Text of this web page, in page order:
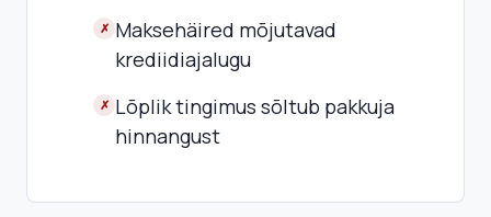
✗ Maksehäired mõjutavad
krediidiajalugu
✗ Lõplik tingimus sõltub pakkuja
hinnangust